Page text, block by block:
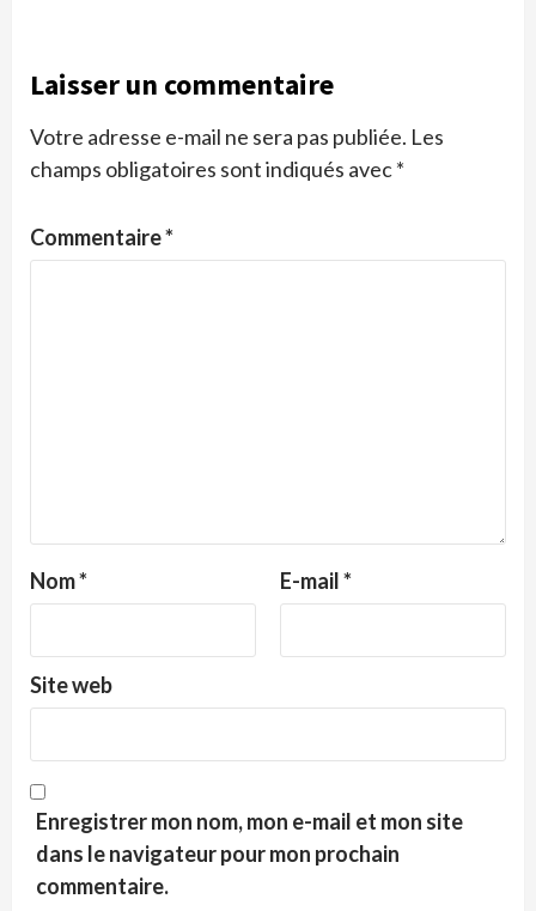
Laisser un commentaire
Votre adresse e-mail ne sera pas publiée. Les
champs obligatoires sont indiqués avec*
Commentaire*
Nom* E-mail*
Site web
Enregistrer mon nom, mon e-mail et mon site
dans le navigateur pour mon prochain
commentaire.